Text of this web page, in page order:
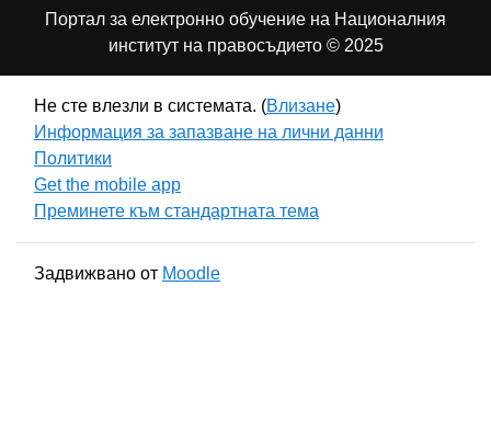
Портал за електронно обучение на Националния
институт на правосъдието © 2025
Не сте влезли в системата. (Влизане)
Информация за запазване на лични данни
Политики
Get the mobile app
Преминете към стандартната тема
Задвижвано от Moodle